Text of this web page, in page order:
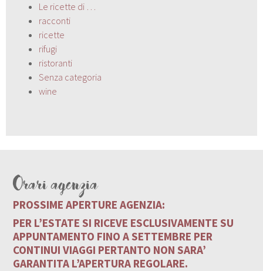
Le ricette di …
racconti
ricette
rifugi
ristoranti
Senza categoria
wine
Orari agenzia
PROSSIME APERTURE AGENZIA:
PER L’ESTATE SI RICEVE ESCLUSIVAMENTE SU
APPUNTAMENTO FINO A SETTEMBRE PER
CONTINUI VIAGGI PERTANTO NON SARA’
GARANTITA L’APERTURA REGOLARE.